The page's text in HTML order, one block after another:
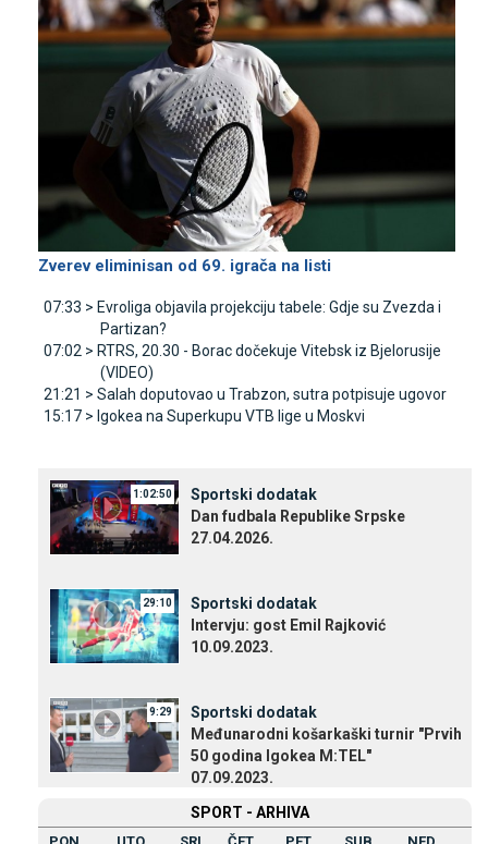
Zverev eliminisan od 69. igrača na listi
07:33 > Evroliga objavila projekciju tabele: Gdje su Zvezda i
Partizan?
07:02 > RTRS, 20.30 - Borac dočekuje Vitebsk iz Bjelorusije
(VIDEO)
21:21 > Salah doputovao u Trabzon, sutra potpisuje ugovor
15:17 > Igokea na Superkupu VTB lige u Moskvi
1:02:50
Sportski dodatak
Dan fudbala Republike Srpske
27.04.2026.
29:10
Sportski dodatak
Intervju: gost Emil Rajković
10.09.2023.
9:29
Sportski dodatak
Međunarodni košarkaški turnir "Prvih
50 godina Igokea M:TEL"
07.09.2023.
SPORT - ARHIVA